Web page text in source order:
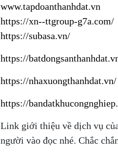
www.tapdoanthanhdat.vn
https://xn--ttgroup-g7a.com/
https://subasa.vn/
https://
https://nhaxuongthanhdat.vn/
https://
Link giới thiệu về dịch vụ
người vào đọc nhé. Chắc